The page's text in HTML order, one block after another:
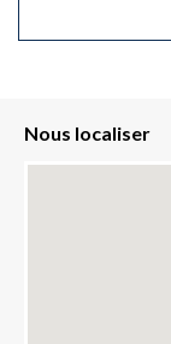
Nous localiser